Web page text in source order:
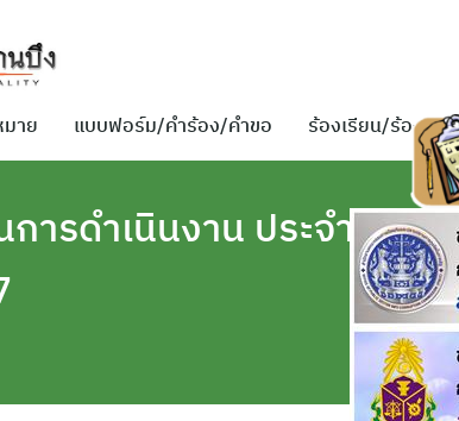
าย แบบฟอร์ม/คำร้อง/คำขอ ร้องเรียน/ร้องทุกข์
ารดำเนินงาน ประจำ